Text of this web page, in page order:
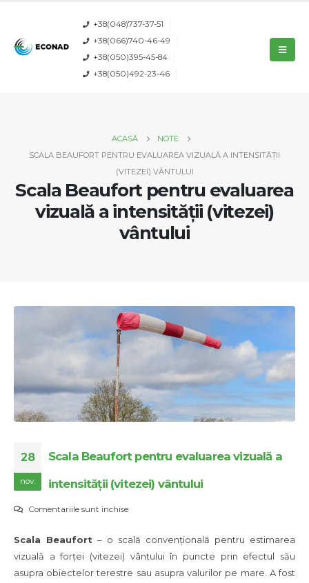
+38(048)737-37-51
+38(066)740-46-49
+38(050)395-45-84
+38(050)492-23-46
ACASĂ
NOTE
SCALA BEAUFORT PENTRU EVALUAREA VIZUALĂ A INTENSITĂȚII
(VITEZEI) VÂNTULUI
Scala Beaufort pentru evaluarea
vizuală a intensității (vitezei)
vântului
28
nov.
Scala Beaufort pentru evaluarea vizuală a
intensității (vitezei) vântului
Comentariile sunt închisepentru
Beaufort
pentru
evaluarea
Scala Beaufort – o scală convențională pentru estimarea
vizuală a forței (vitezei) vântului în puncte prin efectul său
asupra obiectelor terestre sau asupra valurilor pe mare. A fost